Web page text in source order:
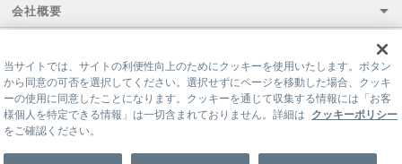
会社概要
当サイトでは、サイトの利便性向上のためにクッキーを使用いたします。ボタン
から同意の可否を選択してください。選択せずにページを移動した場合、クッキ
ーの使用に同意したことになります。クッキーを通じて収集する情報には「お客
様個人を特定できる情報」は一切含まれておりません。詳細は クッキーポリシー
をご確認ください。